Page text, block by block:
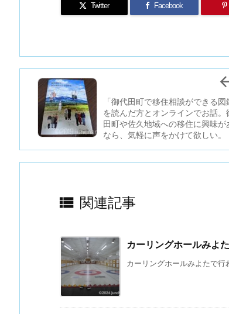
Twitter Facebook
「御代田町で移住相談ができる図
を読んだ方とオンラインでお話。
田町や佐久地域への移住に興味が
なら、気軽に声をかけて欲しい。
 関連記事
カーリングホールみよ
カーリングホールみよたで